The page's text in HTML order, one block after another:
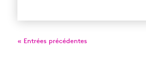
« Entrées précédentes